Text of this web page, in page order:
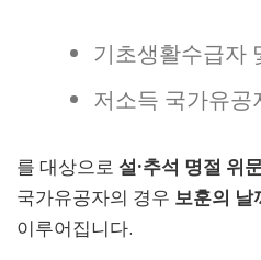
기초생활수급자
저소득 국가유공
를 대상으로 설·추석 명절 위
국가유공자의 경우 보훈의 날
이루어집니다.